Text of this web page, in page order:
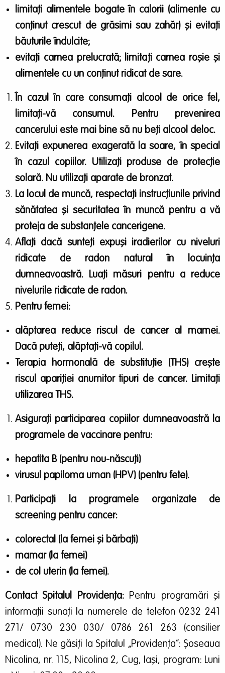
limitați alimentele bogate în calorii (alimente cu
conținut crescut de grăsimi sau zahăr) și evitați
băuturile îndulcite;
evitați carnea prelucrată; limitați carnea roșie și
alimentele cu un conținut ridicat de sare.
În cazul în care consumați alcool de orice fel,
limitați-vă consumul. Pentru prevenirea
cancerului este mai bine să nu beţi alcool deloc.
Evitați expunerea exagerată la soare, în special
în cazul copiilor. Utilizați produse de protecție
solară. Nu utilizați aparate de bronzat.
La locul de muncă, respectați instrucțiunile privind
sănătatea și securitatea în muncă pentru a vă
proteja de substanțele cancerigene.
Aflați dacă sunteți expuși iradierilor cu niveluri
ridicate de radon natural în locuința
dumneavoastră. Luați măsuri pentru a reduce
nivelurile ridicate de radon.
Pentru femei:
alăptarea reduce riscul de cancer al mamei.
Dacă puteți, alăptați-vă copilul.
Terapia hormonală de substituție (THS) creşte
riscul apariției anumitor tipuri de cancer. Limitați
utilizarea THS.
Asigurați participarea copiilor dumneavoastră la
programele de vaccinare pentru:
hepatita B (pentru nou-născuți)
virusul papiloma uman (HPV) (pentru fete).
Participați la programele organizate de
screening pentru cancer:
colorectal (la femei și bărbați)
mamar (la femei)
de col uterin (la femei).
Contact Spitalul Providența: Pentru programări și
informații sunați la numerele de telefon 0232 241
271/ 0730 230 030/ 0786 261 263 (consilier
medical). Ne găsiți la Spitalul „Providența”: Șoseaua
Nicolina, nr. 115, Nicolina 2, Cug, Iași, program: Luni